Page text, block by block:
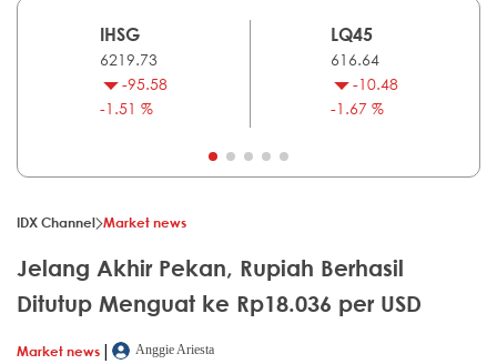
IHSG
6219.73
-95.58
-1.51 %
LQ45
616.64
-10.48
-1.67 %
IDX Channel Market news
Jelang Akhir Pekan, Rupiah Berhasil
Ditutup Menguat ke Rp18.036 per USD
Market news |
Anggie Ariesta